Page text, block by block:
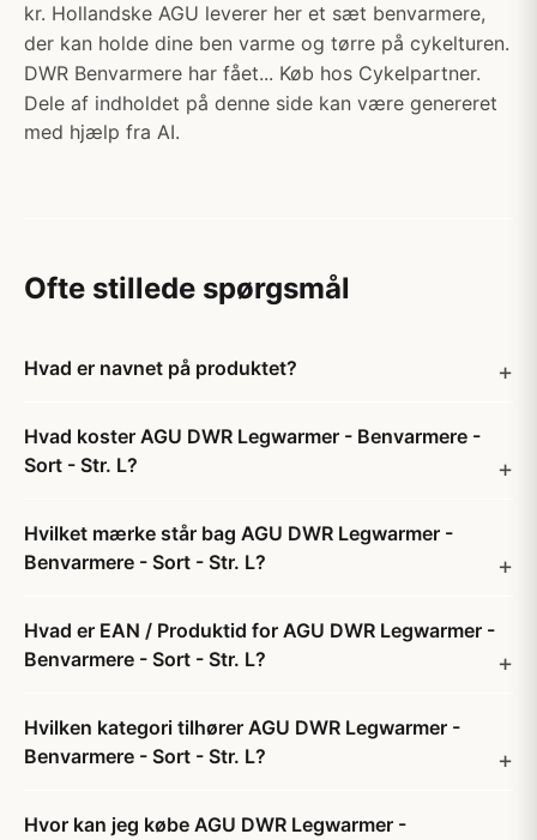
kr. Hollandske AGU leverer her et sæt benvarmere,
der kan holde dine ben varme og tørre på cykelturen.
DWR Benvarmere har fået... Køb hos Cykelpartner.
Dele af indholdet på denne side kan være genereret
med hjælp fra AI.
Ofte stillede spørgsmål
Hvad er navnet på produktet?
Hvad koster AGU DWR Legwarmer - Benvarmere -
Sort - Str. L?
Hvilket mærke står bag AGU DWR Legwarmer -
Benvarmere - Sort - Str. L?
Hvad er EAN / Produktid for AGU DWR Legwarmer -
Benvarmere - Sort - Str. L?
Hvilken kategori tilhører AGU DWR Legwarmer -
Benvarmere - Sort - Str. L?
Hvor kan jeg købe AGU DWR Legwarmer -